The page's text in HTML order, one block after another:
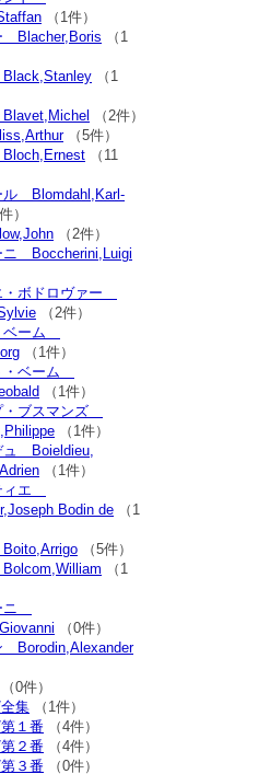
（1件）
Blacher,Boris （1
（1
（2件）
（5件）
（11
ル Blomdahl,Karl-
）
（2件）
ニ Boccherini,Luigi
・ボドロヴァー
（2件）
ベーム
（1件）
・ベーム
（1件）
・ブスマンズ
（1件）
ュ Boieldieu,
（1件）
ィエ
Bodin de （1
（5件）
（1
ニ
（0件）
Borodin,Alexander
（0件）
集 （1件）
１番 （4件）
２番 （4件）
３番 （0件）